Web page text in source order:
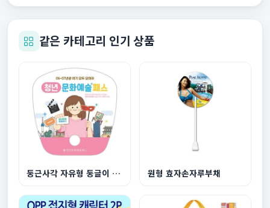
같은 카테고리 인기 상품
둥근사각 자유형 둥글이 부채 원형 효자손자루부채